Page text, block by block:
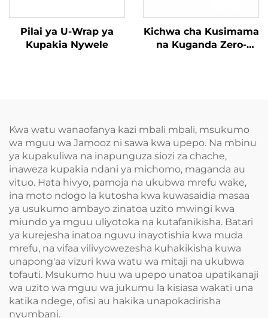
Pilai ya U-Wrap ya
Kupakia Nywele
Kichwa cha Kusimama
na Kuganda Zero-
Kwa watu wanaofanya kazi mbali mbali, msukumo
wa mguu wa Jamooz ni sawa kwa upepo. Na mbinu
ya kupakuliwa na inapunguza siozi za chache,
inaweza kupakia ndani ya michomo, maganda au
vituo. Hata hivyo, pamoja na ukubwa mrefu wake,
ina moto ndogo la kutosha kwa kuwasaidia masaa
ya usukumo ambayo zinatoa uzito mwingi kwa
miundo ya mguu uliyotoka na kutafanikisha. Batari
ya kurejesha inatoa nguvu inayotishia kwa muda
mrefu, na vifaa vilivyowezesha kuhakikisha kuwa
unapong'aa vizuri kwa watu wa mitaji na ukubwa
tofauti. Msukumo huu wa upepo unatoa upatikanaji
wa uzito wa mguu wa jukumu la kisiasa wakati una
katika ndege, ofisi au hakika unapokadirisha
nyumbani.